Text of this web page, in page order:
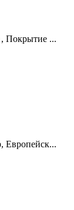
Покрытие ...
Европейск...